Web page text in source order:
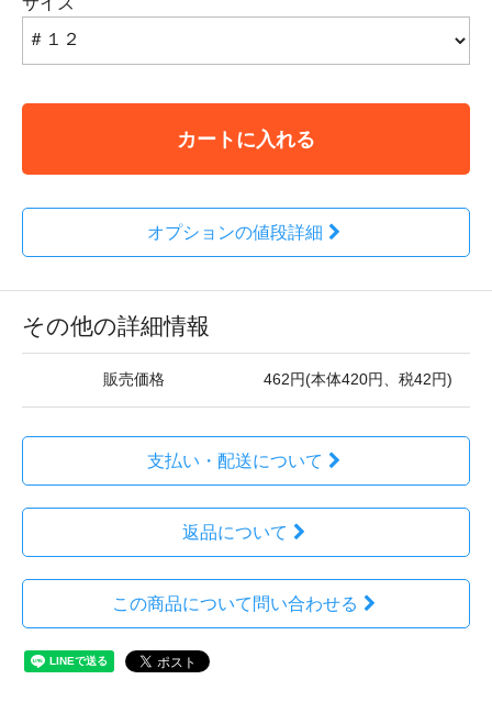
カートに入れる
オプションの値段詳細
その他の詳細情報
販売価格 462円(本体420円、税42円)
支払い・配送について
返品について
この商品について問い合わせる